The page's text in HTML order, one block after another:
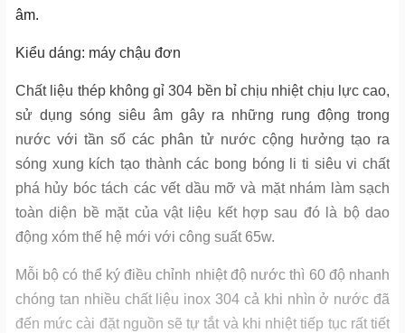
âm.
Kiểu dáng: máy chậu đơn
Chất liệu thép không gỉ 304 bền bỉ chịu nhiệt chịu lực cao,
sử dụng sóng siêu âm gây ra những rung động trong
nước với tần số các phân tử nước cộng hưởng tạo ra
sóng xung kích tạo thành các bong bóng li ti siêu vi chất
phá hủy bóc tách các vết dầu mỡ và mặt nhám làm sạch
toàn diện bề mặt của vật liệu kết hợp sau đó là bộ dao
động xóm thế hệ mới với công suất 65w.
Mỗi bộ có thể ký điều chỉnh nhiệt độ nước thì 60 độ nhanh
chóng tan nhiều chất liệu inox 304 cả khi nhìn ở nước đã
đến mức cài đặt nguồn sẽ tự tắt và khi nhiệt tiếp tục rất tiết